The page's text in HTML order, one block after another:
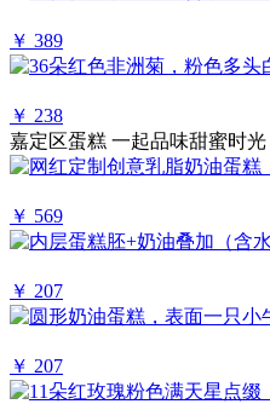
￥ 389
￥ 238
嘉定区蛋糕 一起品味甜蜜时光
￥ 569
￥ 207
￥ 207